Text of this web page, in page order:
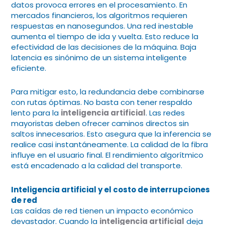
datos provoca errores en el procesamiento. En
mercados financieros, los algoritmos requieren
respuestas en nanosegundos. Una red inestable
aumenta el tiempo de ida y vuelta. Esto reduce la
efectividad de las decisiones de la máquina. Baja
latencia es sinónimo de un sistema inteligente
eficiente.
Para mitigar esto, la redundancia debe combinarse
con rutas óptimas. No basta con tener respaldo
lento para la inteligencia artificial. Las redes
mayoristas deben ofrecer caminos directos sin
saltos innecesarios. Esto asegura que la inferencia se
realice casi instantáneamente. La calidad de la fibra
influye en el usuario final. El rendimiento algorítmico
está encadenado a la calidad del transporte.
Inteligencia artificialy el costo de interrupciones
de red
Las caídas de red tienen un impacto económico
devastador. Cuando la inteligencia artificial deja